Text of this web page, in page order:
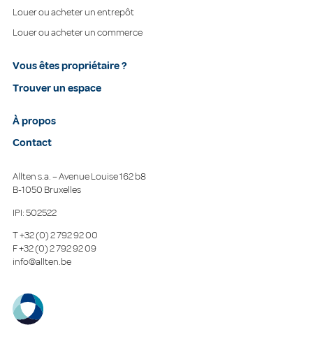
Louer ou acheter un entrepôt
Louer ou acheter un commerce
Vous êtes propriétaire ?
Trouver un espace
À propos
Contact
Allten s.a. – Avenue Louise 162 b8
B-1050 Bruxelles
IPI: 502522
T+32 (0) 2 792 92 00
F+32 (0) 2 792 92 09
info@allten.be